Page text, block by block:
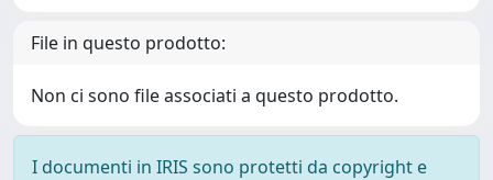
File in questo prodotto:
Non ci sono file associati a questo prodotto.
I documenti in IRIS sono protetti da copyright e